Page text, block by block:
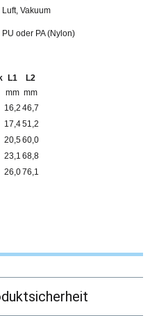
Luft, Vakuum
PU oder PA (Nylon)
L1
mm
L2
mm
16,2 46,7
17,451,2
20,560,0
23,1 68,8
26,076,1